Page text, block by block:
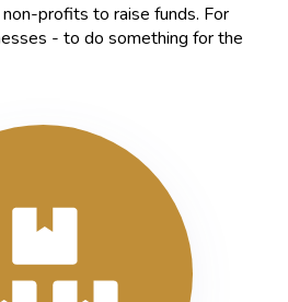
profits to raise funds. For
- to do something for the